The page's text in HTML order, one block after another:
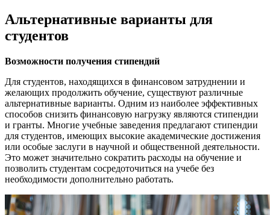
Альтернативные варианты для
студентов
Возможности получения стипендий
Для студентов, находящихся в финансовом затруднении и
желающих продолжить обучение, существуют различные
альтернативные варианты. Одним из наиболее эффективных
способов снизить финансовую нагрузку являются стипендии
и гранты. Многие учебные заведения предлагают стипендии
для студентов, имеющих высокие академические достижения
или особые заслуги в научной и общественной деятельности.
Это может значительно сократить расходы на обучение и
позволить студентам сосредоточиться на учебе без
необходимости дополнительно работать.